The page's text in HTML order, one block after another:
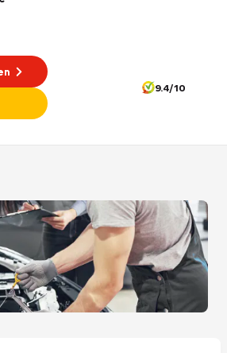
9.4/10